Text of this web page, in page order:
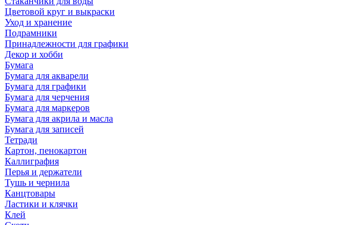
Цветовой круг и выкраски
Уход и хранение
Подрамники
Принадлежности для графики
Декор и хобби
Бумага
Бумага для акварели
Бумага для графики
Бумага для черчения
Бумага для маркеров
Бумага для акрила и масла
Бумага для записей
Тетради
Картон, пенокартон
Каллиграфия
Перья и держатели
Тушь и чернила
Канцтовары
Ластики и клячки
Клей